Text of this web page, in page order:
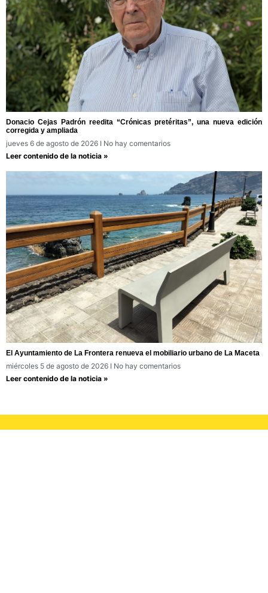
Donacio Cejas Padrón reedita “Crónicas pretéritas”, una nueva edición
corregida y ampliada
jueves 6 de agosto de 2026
No hay comentarios
Leer contenido de la noticia »
El Ayuntamiento de La Frontera renueva el mobiliario urbano de La Maceta
miércoles 5 de agosto de 2026
No hay comentarios
Leer contenido de la noticia »